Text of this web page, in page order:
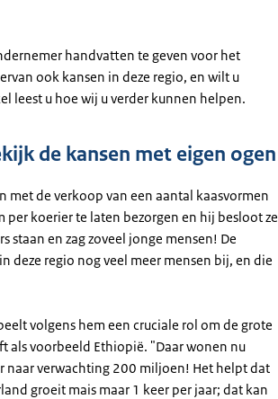
handvatten te geven voor het
ook kansen in deze regio, en wilt u
leest u hoe wij u verder kunnen helpen.
de kansen met eigen ogen
met de verkoop van een aantal kaasvormen
koerier te laten bezorgen en hij besloot ze
staan en zag zoveel jonge mensen! De
deze regio nog veel meer mensen bij, en die
volgens hem een cruciale rol om de grote
als voorbeeld Ethiopië. "Daar wonen nu
naar verwachting 200 miljoen! Het helpt dat
groeit mais maar 1 keer per jaar; dat kan